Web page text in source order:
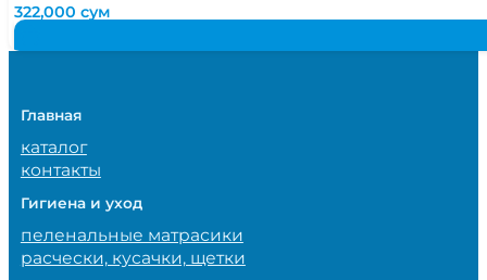
322,000сум
Главная
каталог
контакты
Гигиена и уход
пеленальные матрасики
расчески, кусачки, щетки